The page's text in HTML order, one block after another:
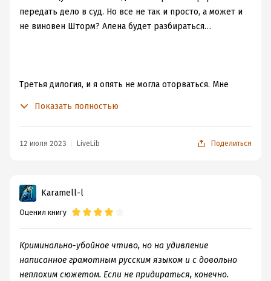
передать дело в суд. Но все не так и просто, а может и
не виновен Шторм? Алена будет разбираться…
Третья дилогия, и я опять не могла оторваться. Мне
эту любовницу, там извилин как у курицы? На
покойницей.
А вот Алена мне понравилась, не глупая, не мажористая,
наоборот пыталась выполнять свою работу
качественно.
Показать полностью
12 июля 2023 LiveLib Поделиться
Karamell-l
Оценил книгу
Криминально-убойное чтиво, но на удивление
написанное грамотным русским языком и с довольно
неплохим сюжетом. Если не придираться, конечно.